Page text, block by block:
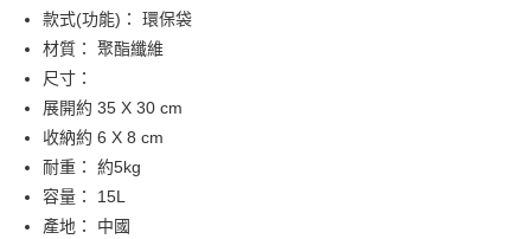
全盈+PAY
大哥付你分期
相關說明
【大哥付你分期使用說明】
1.本服務由台灣大哥大提供，台灣大哥大用戶可立即使用無須另外申請。
2.付款方式選擇「大哥付你分期」，訂單成立後會自動跳轉到大哥付的交易
流程，驗證手機門號後，選擇欲分期的期數、繳款截止日，確認付款後即完
成交易。
3.實際核准額度、可分期數及費用金額請依後續交易確認頁面所載為準。
AFTEE先享後付
相關說明
【關於「AFTEE先享後付」】
AFTEE先享後付是「在收到商品之後才付款」的支付方式。 讓您購物簡單
便利好安心！
ATM付款
款式(功能)： 環保袋
材質： 聚酯纖維
尺寸：
展開約 35 X 30 cm
收納約 6 X 8 cm
耐重： 約5kg
容量： 15L
產地： 中國